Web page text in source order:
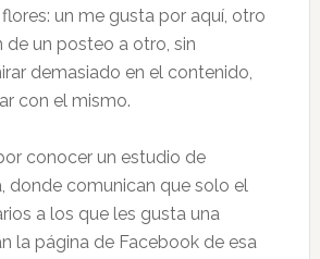
un me gusta por aquí, otro
de un posteo a otro, sin
demasiado en el contenido,
con el mismo.
conocer un estudio de
donde comunican que solo el
a los que les gusta una
la página de Facebook de esa